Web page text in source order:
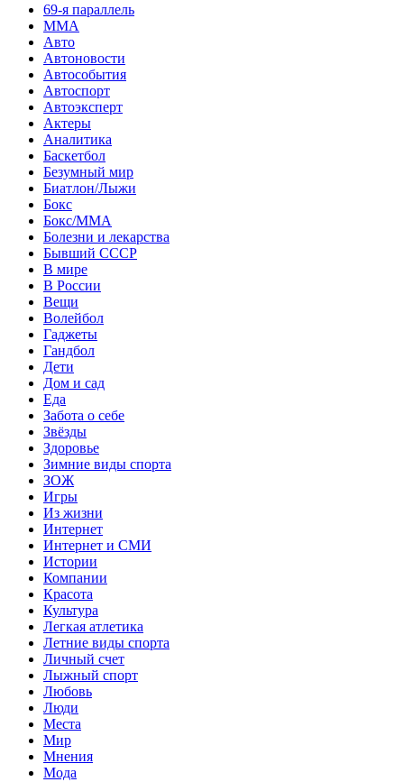
69-я параллель
MMA
Авто
Автоновости
Автособытия
Автоспорт
Автоэксперт
Актеры
Аналитика
Баскетбол
Безумный мир
Биатлон/Лыжи
Бокс
Бокс/MMA
Болезни и лекарства
Бывший СССР
В мире
В России
Вещи
Волейбол
Гаджеты
Гандбол
Дети
Дом и сад
Еда
Забота о себе
Звёзды
Здоровье
Зимние виды спорта
ЗОЖ
Игры
Из жизни
Интернет
Интернет и СМИ
Истории
Компании
Красота
Культура
Легкая атлетика
Летние виды спорта
Личный счет
Лыжный спорт
Любовь
Люди
Места
Мир
Мнения
Мода